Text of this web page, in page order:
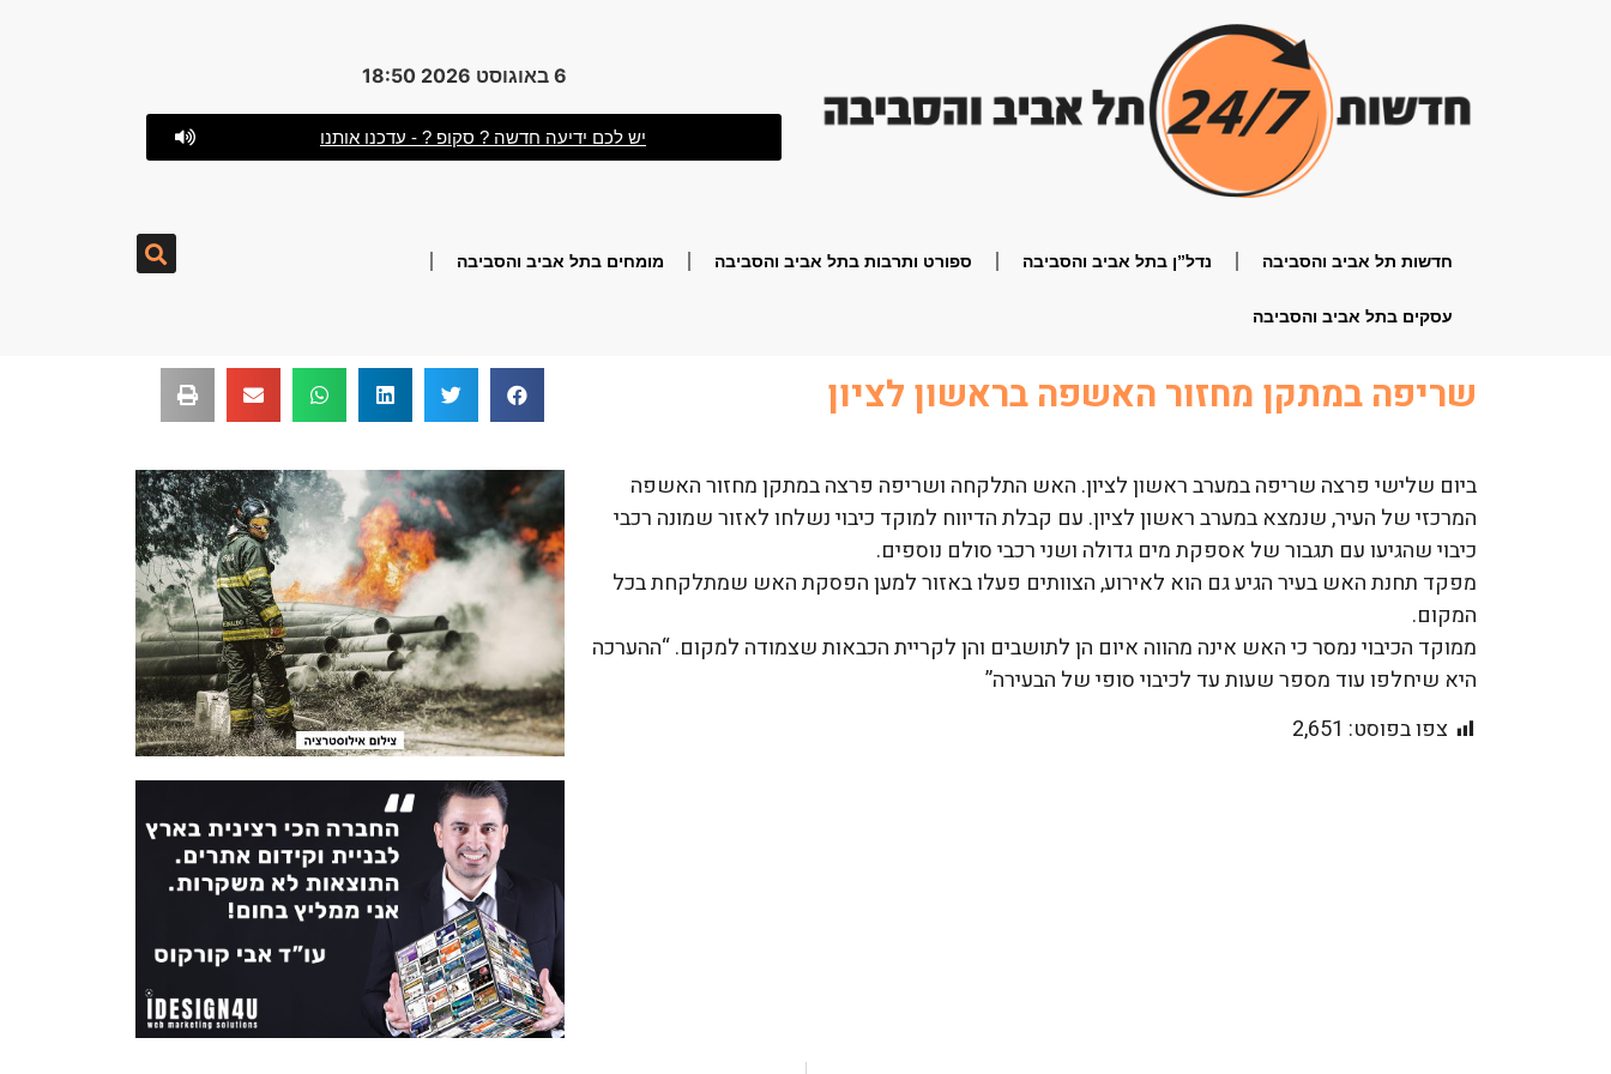
6 באוגוסט 2026 18:50
יש לכם ידיעה חדשה ? סקופ ? - עדכנו אותנו
חדשות תל אביב והסביבה נדל”ן בתל אביב והסביבה ספורט ותרבות בתל אביב והסביבה מומחים בתל אביב והסביבה
עסקים בתל אביב והסביבה
שריפה במתקן מחזור האשפה בראשון לציון
ביום שלישי פרצה שריפה במערב ראשון לציון. האש התלקחה ושריפה פרצה במתקן מחזור האשפה
המרכזי של העיר, שנמצא במערב ראשון לציון. עם קבלת הדיווח למוקד כיבוי נשלחו לאזור שמונה רכבי
כיבוי שהגיעו עם תגבור של אספקת מים גדולה ושני רכבי סולם נוספים.
מפקד תחנת האש בעיר הגיע גם הוא לאירוע, הצוותים פעלו באזור למען הפסקת האש שמתלקחת בכל
המקום.
ממוקד הכיבוי נמסר כי האש אינה מהווה איום הן לתושבים והן לקריית הכבאות שצמודה למקום. “ההערכה
היא שיחלפו עוד מספר שעות עד לכיבוי סופי של הבעירה”
צפו בפוסט: 2,651